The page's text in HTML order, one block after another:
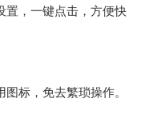
，一键点击，方便快
标，免去繁琐操作。